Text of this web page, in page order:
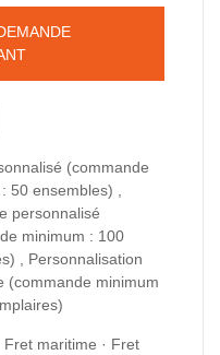
48v
système
(commande
50 ensembles) ,
personnalisé
minimum : 100
, Personnalisation
(commande minimum
Fret maritime · Fret